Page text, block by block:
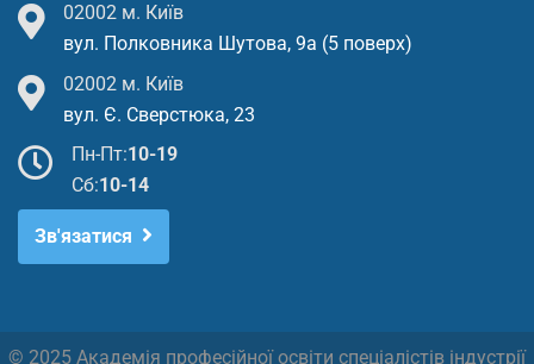
02002 м. Київ
вул. Полковника Шутова, 9а (5 поверх)
02002 м. Київ
вул. Є. Сверстюка, 23
Пн-Пт:10-19
Cб:10-14
Зв'язатися
© 2025 Академія професійної освіти спеціалістів індустрії